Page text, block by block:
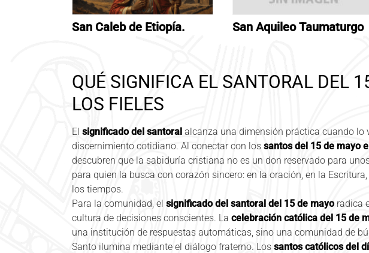
San Caleb de Etiopía. San Aquileo Taumaturgo
QUÉ SIGNIFICA EL SANTORAL DEL
LOS FIELES
El significado del santoral alcanza una dimensión práctica cuando
discernimiento cotidiano. Al conectar con los santos del 15 de mayo
descubren que la sabiduría cristiana no es un don reservado para
para quien la busca con corazón sincero: en la oración, en la
los tiempos.
Para la comunidad, el significado del santoral del 15 de mayoradica
cultura de decisiones conscientes. La celebración católica del 15 de
una institución de respuestas automáticas, sino una comunidad de
Santo ilumina mediante el diálogo fraterno. Los santos católicos del